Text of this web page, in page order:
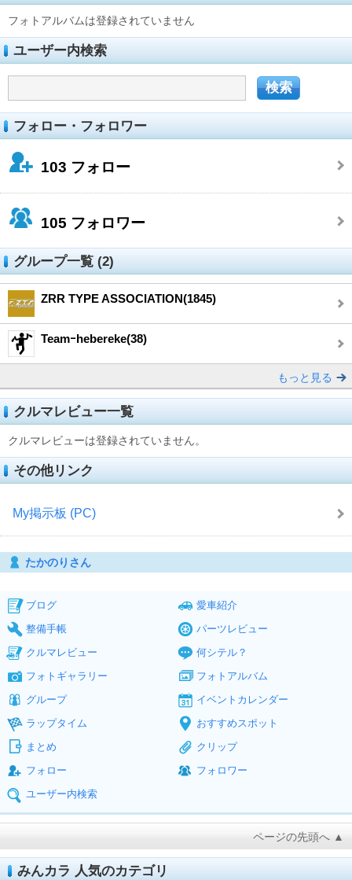
フォトアルバムは登録されていません
ユーザー内検索
フォロー・フォロワー
103 フォロー
105 フォロワー
グループ一覧 (2)
ZRR TYPE ASSOCIATION(1845)
Teamｰhebereke(38)
もっと見る
クルマレビュー一覧
クルマレビューは登録されていません。
その他リンク
My掲示板 (PC)
たかのりさん
ブログ
愛車紹介
整備手帳
パーツレビュー
クルマレビュー
何シテル？
フォトギャラリー
フォトアルバム
グループ
イベントカレンダー
ラップタイム
おすすめスポット
まとめ
クリップ
フォロー
フォロワー
ユーザー内検索
ページの先頭へ ▲
みんカラ 人気のカテゴリ